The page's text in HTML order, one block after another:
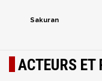
Sakuran
ACTEURS ET